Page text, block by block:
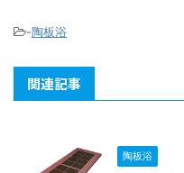
-陶板浴
関連記事
陶板浴